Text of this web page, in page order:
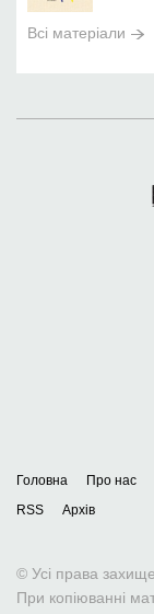
Всі матеріали
Головна Про нас
RSS
Архів
© Усі права
При копіюванні